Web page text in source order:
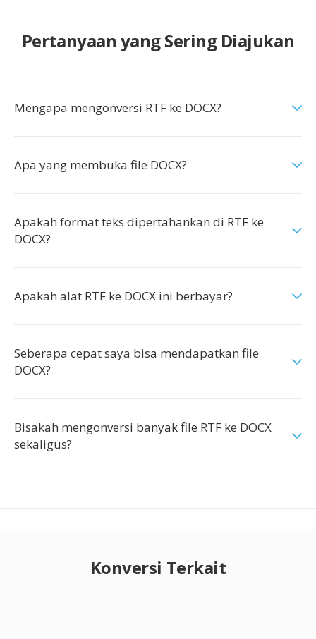
Pertanyaan yang Sering Diajukan
Mengapa mengonversi RTF ke DOCX?
Apa yang membuka file DOCX?
Apakah format teks dipertahankan di RTF ke
DOCX?
Apakah alat RTF ke DOCX ini berbayar?
Seberapa cepat saya bisa mendapatkan file
DOCX?
Bisakah mengonversi banyak file RTF ke DOCX
sekaligus?
Konversi Terkait